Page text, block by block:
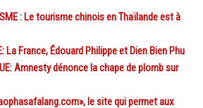
: Le tourisme chinois en Thaïlande est à
La France, Édouard Philippe et Dien Bien Phu
Amnesty dénonce la chape de plomb sur
le site qui permet aux